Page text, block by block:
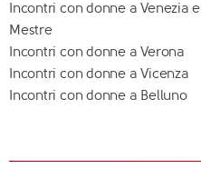
Incontri con donne a Venezia e
Mestre
Incontri con donne a Verona
Incontri con donne a Vicenza
Incontri con donne a Belluno